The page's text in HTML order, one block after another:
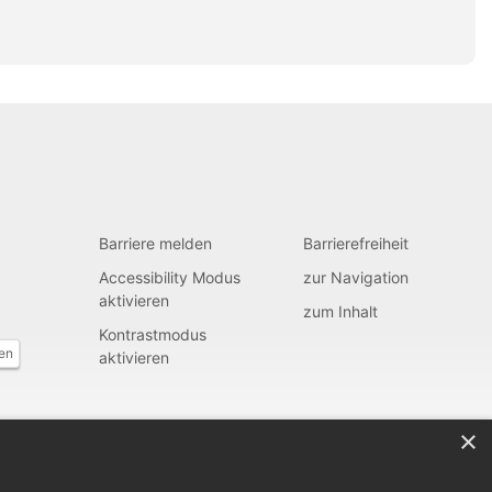
Barriere melden
Accessibility Modus
aktivieren
Kontrastmodus
aktivieren
Barrierefreiheit
zur Navigation
zum Inhalt
×